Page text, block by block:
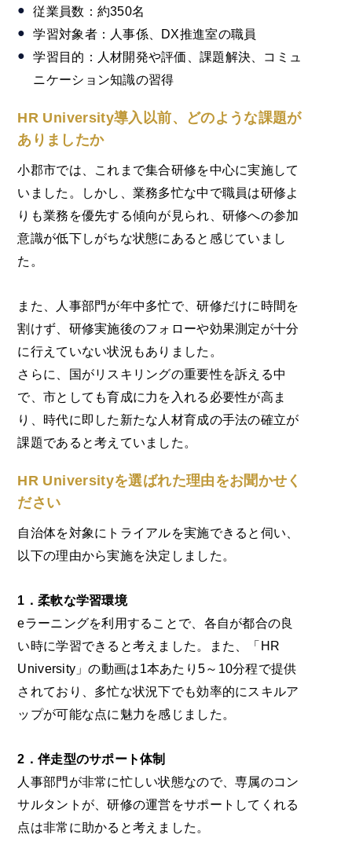
従業員数：約350名
学習対象者：人事係、DX推進室の職員
学習目的：人材開発や評価、課題解決、コミュ
ニケーション知識の習得
HR University導入以前、どのような課題が
ありましたか
小郡市では、これまで集合研修を中心に実施して
いました。しかし、業務多忙な中で職員は研修よ
りも業務を優先する傾向が見られ、研修への参加
意識が低下しがちな状態にあると感じていまし
た。
また、人事部門が年中多忙で、研修だけに時間を
割けず、研修実施後のフォローや効果測定が十分
に行えていない状況もありました。
さらに、国がリスキリングの重要性を訴える中
で、市としても育成に力を入れる必要性が高ま
り、時代に即した新たな人材育成の手法の確立が
課題であると考えていました。
HR Universityを選ばれた理由をお聞かせく
ださい
自治体を対象にトライアルを実施できると伺い、
以下の理由から実施を決定しました。
1．柔軟な学習環境
eラーニングを利用することで、各自が都合の良
い時に学習できると考えました。また、「HR
University」の動画は1本あたり5～10分程で提供
されており、多忙な状況下でも効率的にスキルア
ップが可能な点に魅力を感じました。
2．伴走型のサポート体制
人事部門が非常に忙しい状態なので、専属のコン
サルタントが、研修の運営をサポートしてくれる
点は非常に助かると考えました。